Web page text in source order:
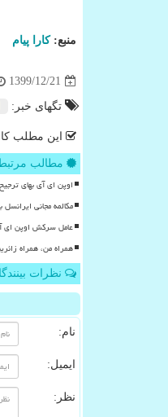
منبع:كارا پیام
1399/12/21
تگهای خبر:
این مطلب
مطالب مرتبط
اوپن ای آی بهای
مکالمه مجانی
عامل سرکش اوپن ای
همراه من، همراه
نظرات
نام:
ایمیل:
نظر: